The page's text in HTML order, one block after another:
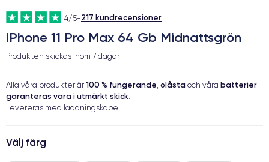
4/5-217 kundrecensioner
iPhone 11 Pro Max 64 Gb Midnattsgrön
Produkten skickas inom 7 dagar
Alla våra produkter är 100 % fungerande, olåsta och våra batterier
garanteras vara i utmärkt skick.
Levereras med laddningskabel.
Välj färg